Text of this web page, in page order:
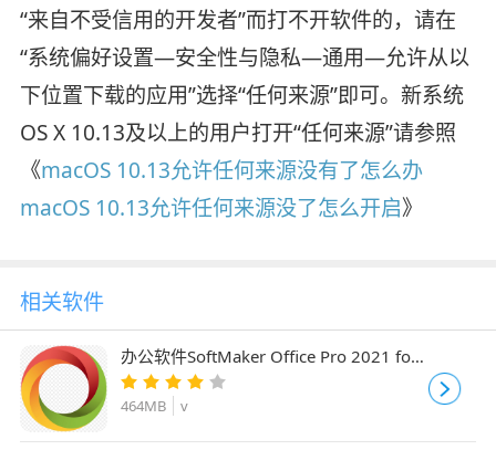
“来自不受信用的开发者”而打不开软件的，请在
“系统偏好设置—安全性与隐私—通用—允许从以
下位置下载的应用”选择“任何来源”即可。新系统
OS X 10.13及以上的用户打开“任何来源”请参照
《macOS 10.13允许任何来源没有了怎么办
macOS 10.13允许任何来源没了怎么开启》
相关软件
办公软件SoftMaker Office Pro 2021 for
Mac Rev S1034.0710 激活版
464MB v